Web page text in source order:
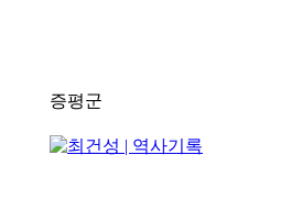
증평군